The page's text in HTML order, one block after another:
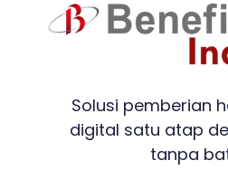
Solusi pemberian
digital satu atap
tanpa